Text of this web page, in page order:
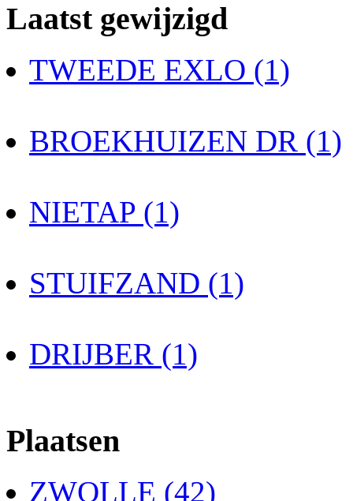
Laatst gewijzigd
TWEEDE EXLO (1)
BROEKHUIZEN DR (1)
NIETAP (1)
STUIFZAND (1)
DRIJBER (1)
Plaatsen
ZWOLLE (42)